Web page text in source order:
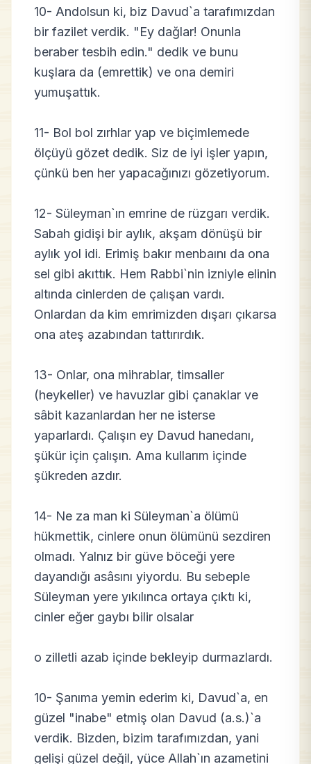
10- Andolsun ki, biz Davud`a tarafımızdan
bir fazilet verdik. "Ey dağlar! Onunla
beraber tesbih edin." dedik ve bunu
kuşlara da (emrettik) ve ona demiri
yumuşattık.
11- Bol bol zırhlar yap ve biçimlemede
ölçüyü gözet dedik. Siz de iyi işler yapın,
çünkü ben her yapacağınızı gözetiyorum.
12- Süleyman`ın emrine de rüzgarı verdik.
Sabah gidişi bir aylık, akşam dönüşü bir
aylık yol idi. Erimiş bakır menbaını da ona
sel gibi akıttık. Hem Rabbi`nin izniyle elinin
altında cinlerden de çalışan vardı.
Onlardan da kim emrimizden dışarı çıkarsa
ona ateş azabından tattırırdık.
13- Onlar, ona mihrablar, timsaller
(heykeller) ve havuzlar gibi çanaklar ve
sâbit kazanlardan her ne isterse
yaparlardı. Çalışın ey Davud hanedanı,
şükür için çalışın. Ama kullarım içinde
şükreden azdır.
14- Ne za man ki Süleyman`a ölümü
hükmettik, cinlere onun ölümünü sezdiren
olmadı. Yalnız bir güve böceği yere
dayandığı asâsını yiyordu. Bu sebeple
Süleyman yere yıkılınca ortaya çıktı ki,
cinler eğer gaybı bilir olsalar
o zilletli azab içinde bekleyip durmazlardı.
10- Şanıma yemin ederim ki, Davud`a, en
güzel "inabe" etmiş olan Davud (a.s.)`a
verdik. Bizden, bizim tarafımızdan, yani
gelişi güzel değil, yüce Allah`ın azametini